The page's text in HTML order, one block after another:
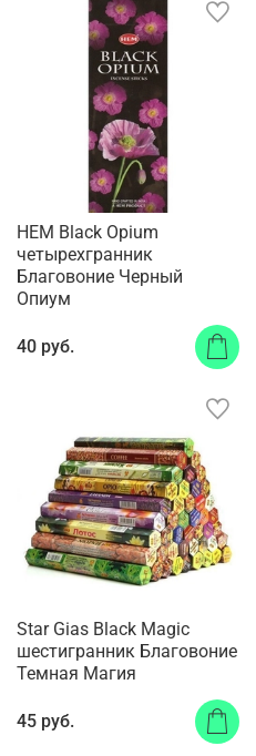
HEM Black Opium
четырехгранник
Благовоние Черный
Опиум
40 руб.
Star Gias Black Magic
шестигранник Благовоние
Темная Магия
45 руб.